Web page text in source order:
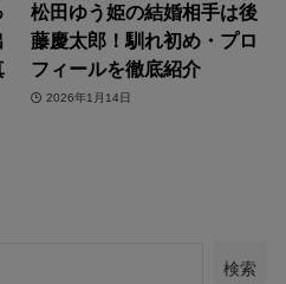
松田ゆう姫の結婚相手は後
藤慶太郎！馴れ初め・プロ
フィールを徹底紹介
2026年1月14日
検索